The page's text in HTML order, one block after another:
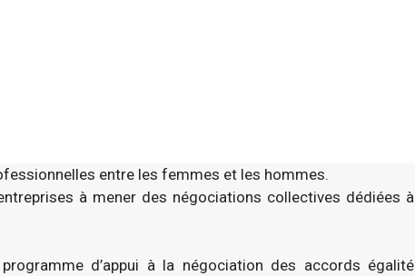
entre les femmes et les hommes.
à mener des négociations collectives dédiées à
d’appui à la négociation des accords égalité